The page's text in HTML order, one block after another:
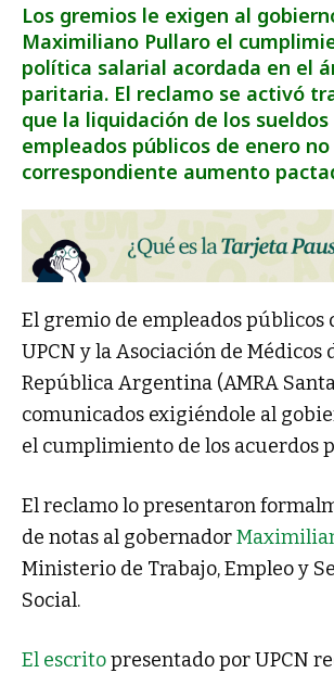
Los gremios le exigen al
Maximiliano Pullaro el
política salarial acordada en el
paritaria. El reclamo se activó
que la liquidación de los sueldos
empleados públicos de enero
correspondiente aumento
El gremio de empleados públicos
UPCN y la Asociación de Médicos
República Argentina (AMRA
comunicados exigiéndole al
el cumplimiento de los acuerdos
El reclamo lo presentaron
de notas al gobernador
Ministerio de Trabajo, Empleo y
Social.
El escritopresentado por UPCN